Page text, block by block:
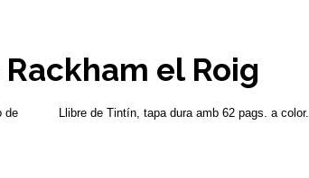
el Roig
de
Llibre de Tintín, tapa dura amb 62 pags. a color.